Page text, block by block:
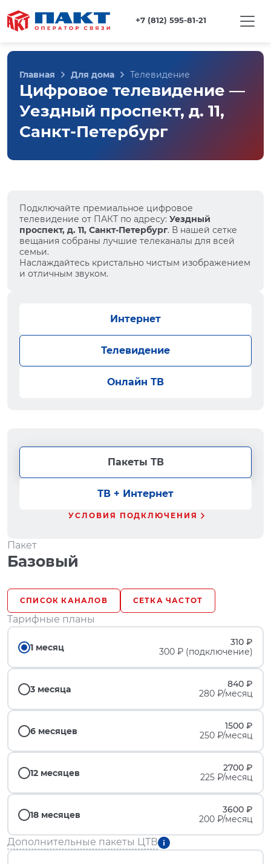
+7 (812) 595-81-21
Главная Для дома Телевидение
Цифровое телевидение —
Уездный проспект, д. 11,
Санкт-Петербург
Подключайте премиальное цифровое
телевидение от ПАКТ по адресу: Уездный
проспект, д. 11, Санкт-Петербург. В нашей сетке
вещания собраны лучшие телеканалы для всей
семьи.
Наслаждайтесь кристально чистым изображением
и отличным звуком.
Интернет
Телевидение
Онлайн ТВ
Пакеты ТВ
ТВ + Интернет
УСЛОВИЯ ПОДКЛЮЧЕНИЯ
Пакет
Базовый
СПИСОК КАНАЛОВ СЕТКА ЧАСТОТ
Тарифные планы
1 месяц
310 ₽
300 ₽ (подключение)
3 месяца
840 ₽
280 ₽/месяц
6 месяцев
1500 ₽
250 ₽/месяц
12 месяцев
2700 ₽
225 ₽/месяц
18 месяцев
3600 ₽
200 ₽/месяц
Дополнительные пакеты ЦТВ